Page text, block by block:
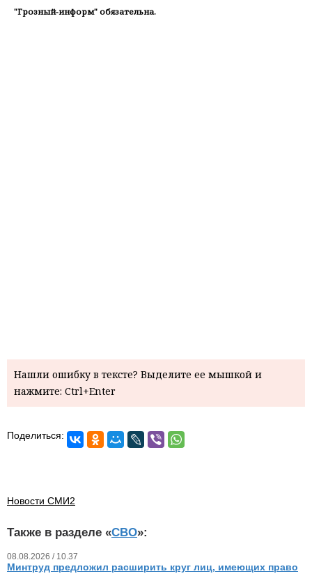
"Грозный-информ" обязательна.
Нашли ошибку в тексте? Выделите ее мышкой и
нажмите: Ctrl+Enter
Поделиться:
Новости СМИ2
Также в разделе «СВО»:
08.08.2026 / 10.37
Минтруд предложил расширить круг лиц, имеющих право